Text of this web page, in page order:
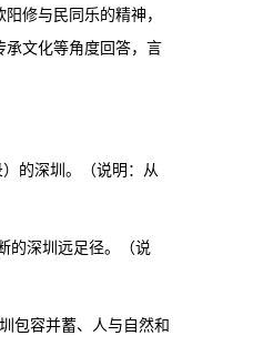
修与民同乐的精神，
承文化等角度回答，言
的深圳。（说明：从
的深圳远足径。（说
包容并蓄、人与自然和